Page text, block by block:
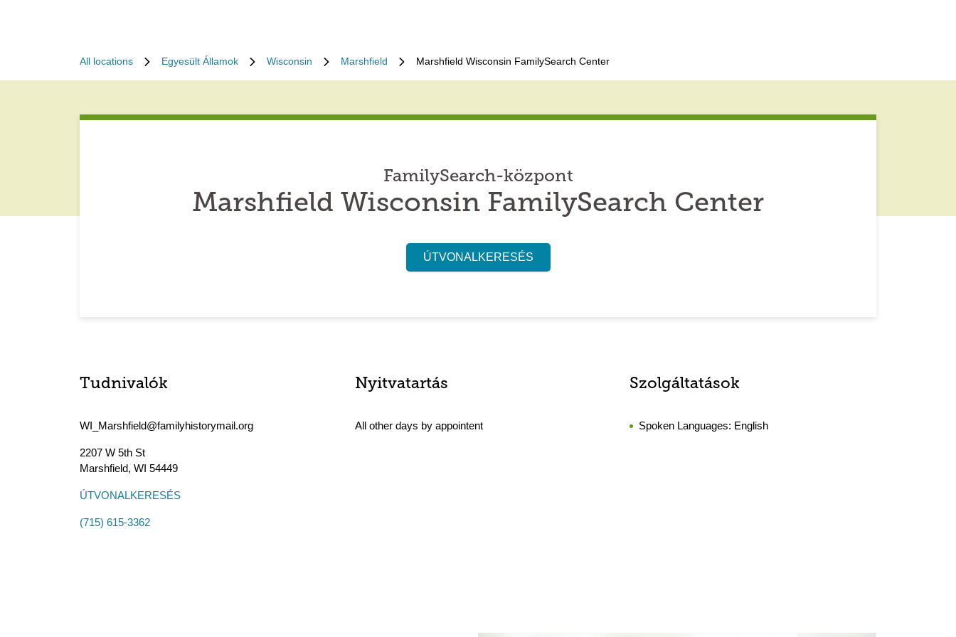
All locations Egyesült Államok Wisconsin Marshfield Marshfield Wisconsin FamilySearch Center
FamilySearch-központ
Marshfield Wisconsin FamilySearch Center
ÚTVONALKERESÉS
Tudnivalók
WI_Marshfield@familyhistorymail.org
2207 W 5th St
Marshfield, WI 54449
ÚTVONALKERESÉS
(715) 615-3362
Nyitvatartás
All other days by appointent
Szolgáltatások
Spoken Languages: English